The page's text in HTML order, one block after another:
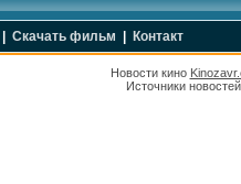
Скачать фильм Контакт
Новости кино
Источники